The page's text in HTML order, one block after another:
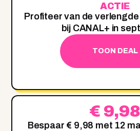
ACTIE
Profiteer van de
bij CANAL+ in
TOON DEAL
€ 9,98
Bespaar € 9,98 met 12